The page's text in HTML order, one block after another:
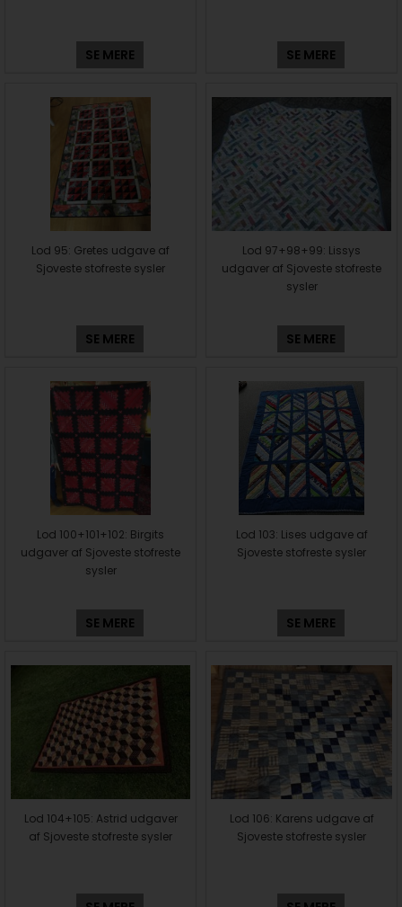
SE MERE SE MERE
Lod 95: Gretes udgave af
Sjoveste stofreste sysler
SE MERE
Lod 97+98+99: Lissys
udgaver af Sjoveste stofreste
sysler
SE MERE
Lod 100+101+102: Birgits
udgaver af Sjoveste stofreste
sysler
SE MERE
Lod 103: Lises udgave af
Sjoveste stofreste sysler
SE MERE
Lod 104+105: Astrid udgaver
af Sjoveste stofreste sysler
Lod 106: Karens udgave af
Sjoveste stofreste sysler